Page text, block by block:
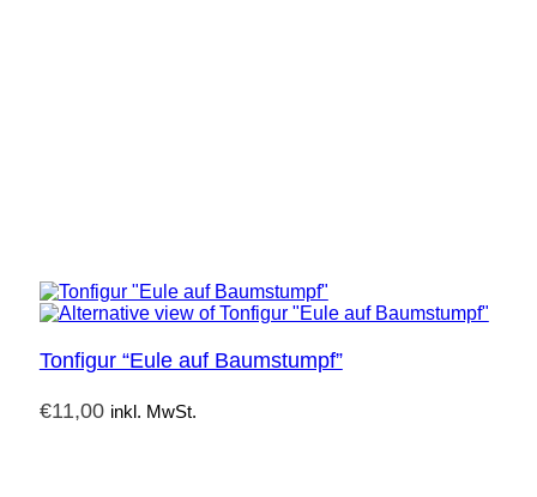
Tonfigur “Eule auf Baumstumpf”
€11,00 inkl. MwSt.